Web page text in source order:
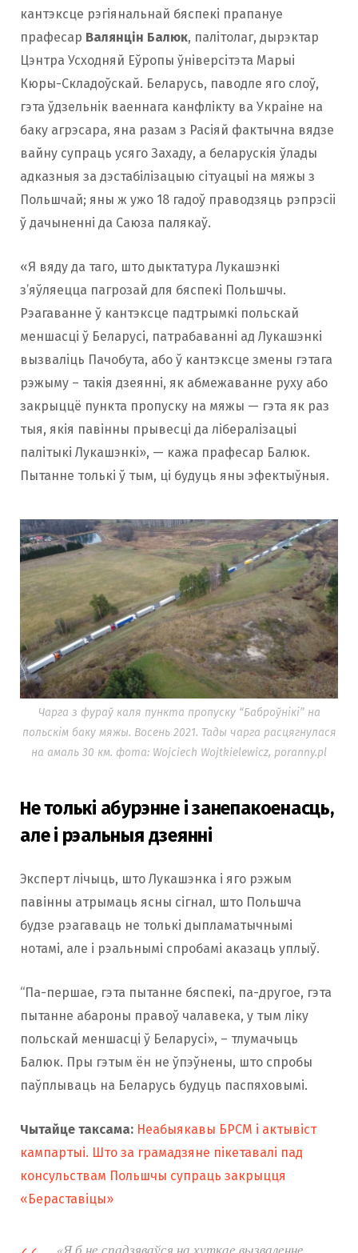
кантэксце рэгіянальнай бяспекі прапануе
прафесар Валянцін Балюк, палітолаг, дырэктар
Цэнтра Усходняй Еўропы ўніверсітэта Марыі
Кюры-Складоўскай. Беларусь, паводле яго слоў,
гэта ўдзельнік ваеннага канфлікту ва Украіне на
баку агрэсара, яна разам з Расіяй фактычна вядзе
вайну супраць усяго Захаду, а беларускія ўлады
адказныя за дэстабілізацыю сітуацыі на мяжы з
Польшчай; яны ж ужо 18 гадоў праводзяць рэпрэсіі
ў дачыненні да Саюза палякаў.
«Я вяду да таго, што дыктатура Лукашэнкі
з’яўляецца пагрозай для бяспекі Польшчы.
Рэагаванне ў кантэксце падтрымкі польскай
меншасці ў Беларусі, патрабаванні ад Лукашэнкі
вызваліць Пачобута, або ў кантэксце змены гэтага
рэжыму – такія дзеянні, як абмежаванне руху або
закрыццё пункта пропуску на мяжы — гэта як раз
тыя, якія павінны прывесці да лібералізацыі
палітыкі Лукашэнкі», — кажа прафесар Балюк.
Пытанне толькі ў тым, ці будуць яны эфектыўныя.
Чарга з фураў каля пункта пропуску “Баброўнікі” на
польскім баку мяжы. Восень 2021. Тады чарга расцягнулася
на амаль 30 км. фота: Wojciech Wojtkielewicz, poranny.pl
Не толькі абурэнне і занепакоенасць,
але і рэальныя дзеянні
Эксперт лічыць, што Лукашэнка і яго рэжым
павінны атрымаць ясны сігнал, што Польшча
будзе рэагаваць не толькі дыпламатычнымі
нотамі, але і рэальнымі спробамі аказаць уплыў.
“Па-першае, гэта пытанне бяспекі, па-другое, гэта
пытанне абароны правоў чалавека, у тым ліку
польскай меншасці ў Беларусі», – тлумачыць
Балюк. Пры гэтым ён не ўпэўнены, што спробы
паўплываць на Беларусь будуць паспяховымі.
Чытайце таксама: Неабыякавы БРСМ і актывіст
кампартыі. Што за грамадзяне пікетавалі пад
консульствам Польшчы супраць закрыцця
«Бераставіцы»